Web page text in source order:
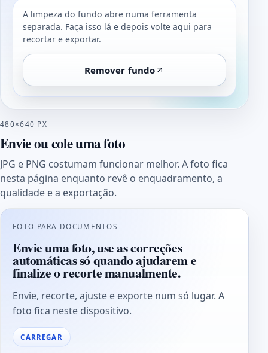
A limpeza do fundo abre numa ferramenta
separada. Faça isso lá e depois volte aqui para
recortar e exportar.
Remover fundo
480×640 PX
Envie ou cole uma foto
JPG e PNG costumam funcionar melhor. A foto fica
nesta página enquanto revê o enquadramento, a
qualidade e a exportação.
FOTO PARA DOCUMENTOS
Envie uma foto, use as correções
automáticas só quando ajudarem e
finalize o recorte manualmente.
Envie, recorte, ajuste e exporte num só lugar. A
foto fica neste dispositivo.
CARREGAR